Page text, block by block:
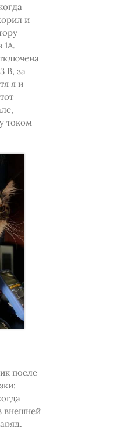
и
1А.
В, за
я и
током
после
внешней